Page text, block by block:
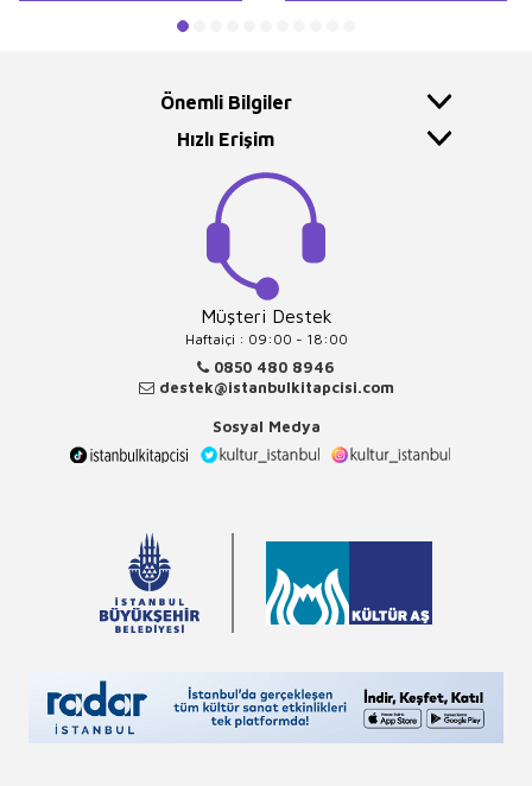
Önemli Bilgiler
Hızlı Erişim
Müşteri Destek
Haftaiçi : 09:00 - 18:00
0850 480 8946
destek@istanbulkitapcisi.com
Sosyal Medya